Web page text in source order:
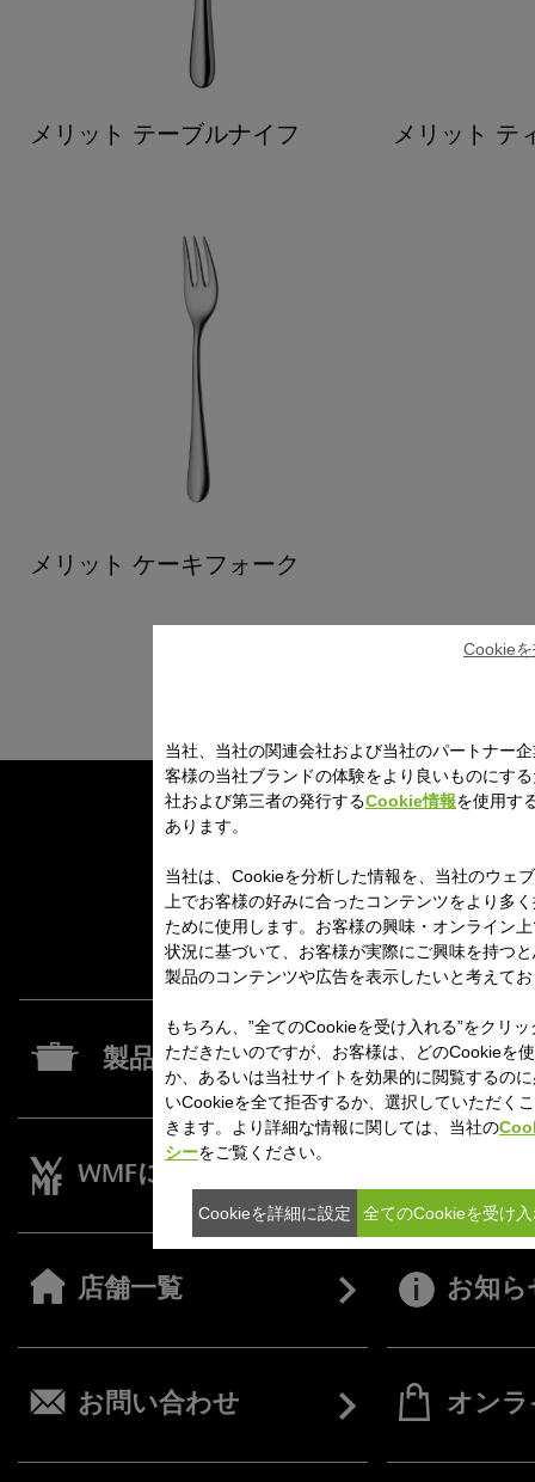
メリット テーブルナイフ メリット テ
メリット ケーキフォーク
製品一覧
WMFについて
店舗一覧 お知ら
お問い合わせ オン
当社、当社の関連会社および当社のパートナー
客様の当社ブランドの体験をより良いものにす
社および第三者の発行するCookie情報を使用す
あります。
当社は、Cookieを分析した情報を、当社のウェ
上でお客様の好みに合ったコンテンツをより多
ために使用します。お客様の興味・オンライン
状況に基づいて、お客様が実際にご興味を持つ
製品のコンテンツや広告を表示したいと考えて
もちろん、”全てのCookieを受け入れる”をクリ
ただきたいのですが、お客様は、どのCookieを
か、あるいは当社サイトを効果的に閲覧するの
いCookieを全て拒否するか、選択していただく
きます。より詳細な情報に関しては、当社の
シーをご覧ください。
Cookie
Cookieを詳細に設定 全てのCookieを受け